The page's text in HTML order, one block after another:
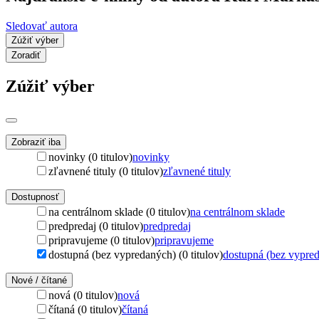
Sledovať autora
Zúžiť výber
Zoradiť
Zúžiť výber
Zobraziť iba
novinky (0 titulov)novinky
zľavnené tituly (0 titulov)zľavnené tituly
Dostupnosť
na centrálnom sklade (0 titulov)na centrálnom sklade
predpredaj (0 titulov)predpredaj
pripravujeme (0 titulov)pripravujeme
dostupná (bez vypredaných) (0 titulov)dostupná (bez
Nové / čítané
nová (0 titulov)nová
čítaná (0 titulov)čítaná